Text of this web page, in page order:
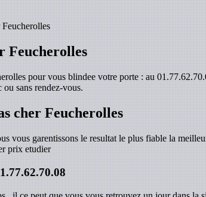
Feucherolles
pour vous blindee votre porte : au
ou sans rendez-vous.
cher Feucherolles
vous garentissons le resultat le plus fiable la
prix etudier